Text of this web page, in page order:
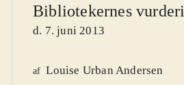
Bibliotekernes
d. 7. juni 2013
af Louise Urban Andersen